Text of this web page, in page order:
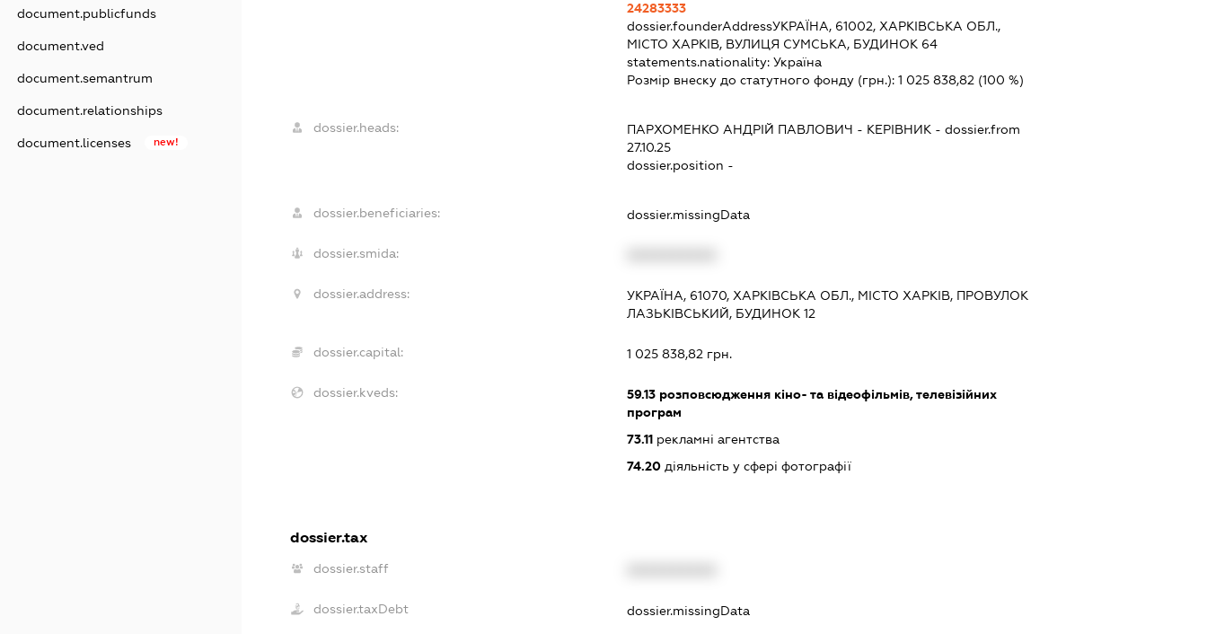
document.publicfunds
document.ved
document.semantrum
document.relationships
document.licenses new!
24283333
dossier.founderAddressУКРАЇНА, 61002, ХАРКІВСЬКА ОБЛ.,
МІСТО ХАРКІВ, ВУЛИЦЯ СУМСЬКА, БУДИНОК 64
statements.nationality: Україна
Розмір внеску до статутного фонду (грн.): 1 025 838,82(100 %)
dossier.heads: ПАРХОМЕНКО АНДРІЙ ПАВЛОВИЧ - КЕРІВНИК- dossier.from
27.10.25
dossier.position -
dossier.beneficiaries: dossier.missingData
dossier.smida:
dossier.address:
УКРАЇНА, 61070, ХАРКІВСЬКА ОБЛ., МІСТО ХАРКІВ, ПРОВУЛОК
ЛАЗЬКІВСЬКИЙ, БУДИНОК 12
dossier.capital: 1 025 838,82 грн.
dossier.kveds: 59.13розповсюдження кіно- та відеофільмів, телевізійних
програм
73.11рекламні агентства
74.20діяльність у сфері фотографії
dossier.tax
dossier.staff
dossier.taxDebt dossier.missingData